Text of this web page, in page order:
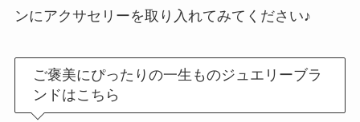
ンにアクサセリーを取り入れてみてください♪
ご褒美にぴったりの一生ものジュエリーブラ
ンドはこちら